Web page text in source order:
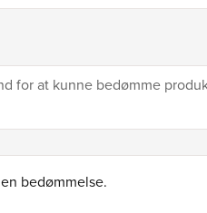
bedømmelse.